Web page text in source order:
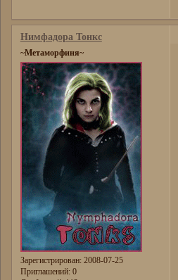
Нимфадора Тонкс
~Метаморфиня~
Зарегистрирован: 2008-07-25
Приглашений:0